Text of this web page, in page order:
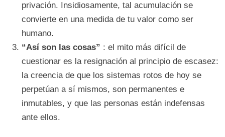
privación. Insidiosamente, tal acumulación se
convierte en una medida de tu valor como ser
humano.
“Así son las cosas” : el mito más difícil de
cuestionar es la resignación al principio de escasez:
la creencia de que los sistemas rotos de hoy se
perpetúan a sí mismos, son permanentes e
inmutables, y que las personas están indefensas
ante ellos.